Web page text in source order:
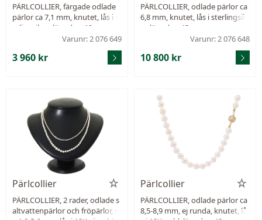
PÄRLCOLLIER, färgade odlade
pärlor ca 7,1 mm, knutet, lås i st
erlingsilver, längd ca 46 cm.
Varunr: 2 076 649
3 960 kr
PÄRLCOLLIER, odlade pärlor ca
6,8 mm, knutet, lås i sterlingsilv
er, längd ca 42 cm.
Varunr: 2 076 648
10 800 kr
Pärlcollier
PÄRLCOLLIER, 2 rader, odlade s
altvattenpärlor och fröpärlor, c
Pärlcollier
PÄRLCOLLIER, odlade pärlor ca
8,5-8,9 mm, ej runda, knutet, lå